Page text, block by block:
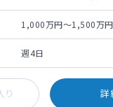
1,000万円～1,500万円
週4日
り 詳